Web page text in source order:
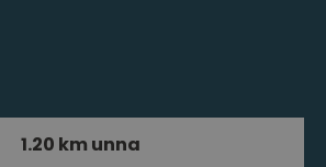
1.20 km unna